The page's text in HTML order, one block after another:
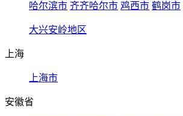
哈尔滨市 齐齐哈尔市 鸡西市 鹤岗市
大兴安岭地区
上海
上海市
安徽省